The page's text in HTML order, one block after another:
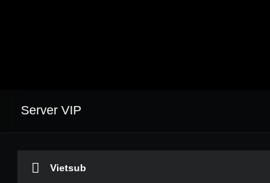
Server VIP
Vietsub